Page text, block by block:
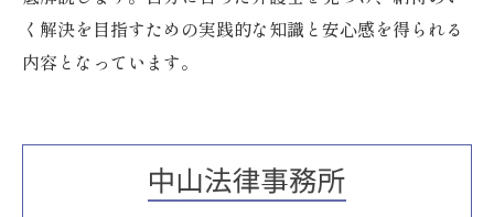
く解決を目指すための実践的な知識と安心感を得られる
内容となっています。